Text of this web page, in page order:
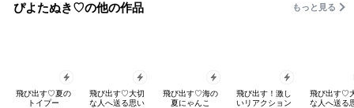
ぴよたぬき♡の他の作品 もっと見る
飛び出す♡夏の
トイプー
飛び出す♡大切
な人へ送る思い
飛び出す♡海の
夏にゃんこ
飛び出す！激し
いリアクション
飛び出す♡
な人へ送る